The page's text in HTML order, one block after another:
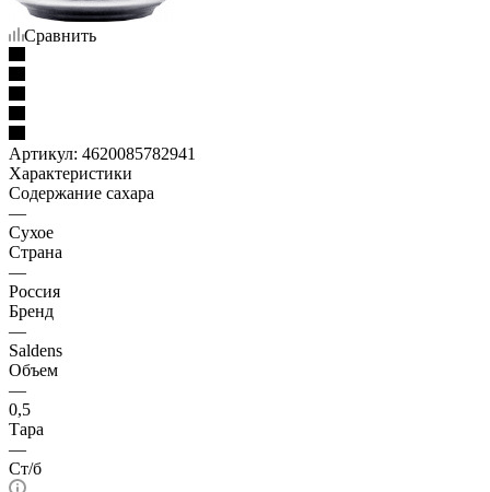
Сравнить
Артикул: 4620085782941
Характеристики
Содержание сахара
—
Сухое
Страна
—
Россия
Бренд
—
Saldens
Объем
—
0,5
Тара
—
Ст/б